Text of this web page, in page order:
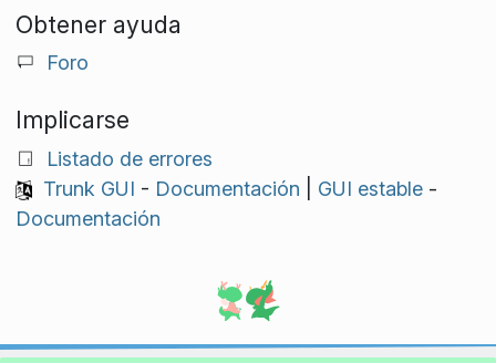
Obtener ayuda
Foro
Implicarse
Listado de errores
Trunk GUI - Documentación GUI estable-
Documentación